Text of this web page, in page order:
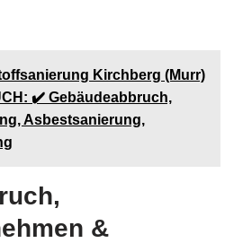
Kirchberg (Murr)
✔️ Gebäudeabbruch,
Asbestsanierung,
&